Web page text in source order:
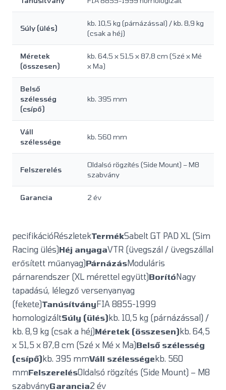
Súly (ülés)
kb. 10,5 kg (párnázással) / kb. 8,9 kg
(csak a héj)
Méretek
(összesen)
kb. 64,5 x 51,5 x 87,8 cm (Szé x Mé
x Ma)
Belső
szélesség
(csípő)
kb. 395 mm
Váll
szélessége
kb. 560 mm
Felszerelés
Oldalsó rögzítés (Side Mount) – M8
szabvány
Garancia 2 év
pecifikációRészletekTermékSabelt GT PAD XL (Sim
Racing ülés)Héj anyagaVTR (üvegszál / üvegszállal
erősített műanyag)PárnázásModuláris
párnarendszer (XL mérettel együtt)BorítóNagy
tapadású, lélegző versenyanyag
(fekete)TanúsítványFIA 8855-1999
homologizáltSúly (ülés)kb. 10,5 kg (párnázással) /
kb. 8,9 kg (csak a héj)Méretek (összesen)kb. 64,5
x 51,5 x 87,8 cm (Szé x Mé x Ma)Belső szélesség
(csípő)kb. 395 mmVáll szélességekb. 560
mmFelszerelésOldalsó rögzítés (Side Mount) – M8
szabványGarancia2 év